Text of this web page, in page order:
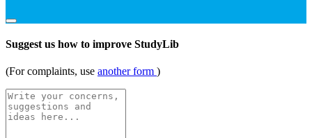
Suggest us how to improve StudyLib
(For complaints, use another form )